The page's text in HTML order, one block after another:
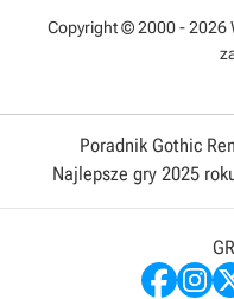
Copyright © 2000 - 2026
Poradnik Gothic
Najlepsze gry 2025